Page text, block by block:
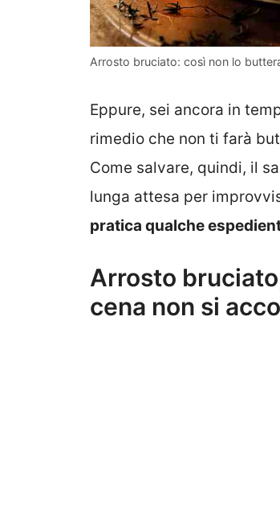
Arrosto bruciato: così non lo
Eppure, sei ancora in
rimedio che non ti farà
Come salvare, quindi, il
lunga attesa per
pratica qualche
Arrosto
cena non si